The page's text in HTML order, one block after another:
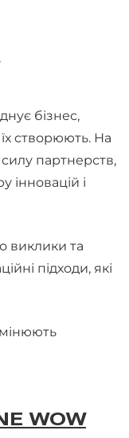
бізнес,
їх створюють. На
партнерств,
інновацій і
виклики та
підходи, які
WOW